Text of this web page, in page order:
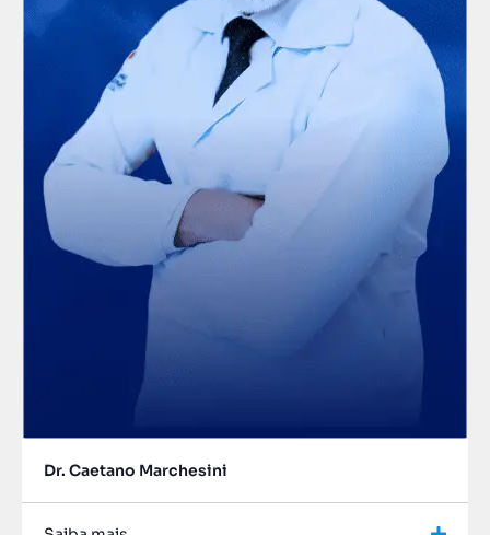
Dr. Caetano Marchesini